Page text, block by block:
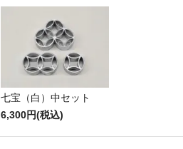
七宝（白）中セット
6,300円(税込)